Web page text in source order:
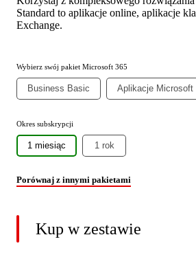
Standard to aplikacje online, aplikacje
Exchange.
Wybierz swój pakiet Microsoft 365
Business Basic Aplikacje Microsoft
Okres subskrypcji
1 miesiąc 1 rok
Porównaj z innymi pakietami
Kup w zestawie